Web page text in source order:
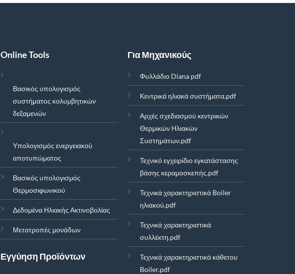
Online Tools
Βασικός υπολογισμός
συστήματος κολυμβητικών
δεξαμενών
Υπολογισμός ενεργειακού
αποτυπώματος
Βασικός υπολογισμός
Θερμοσιφωνικού
Δεδομένα Ηλιακής Ακτινοβολίας
Μετατροπές μονάδων
Εγγύηση Προϊόντων
Για Μηχανικούς
Φυλλάδιο Diana pdf
Κεντρικά ηλιακά συστήματα.pdf
Αρχές σχεδιασμού κεντρικών
Θερμικών Ηλιακών
Συστημάτων.pdf
Τεχνικό εγχειρίδιο εγκατάστασης
βάσης κεραμοσκεπής.pdf
Τεχνικά χαρακτηριστικά Boiler
ηλιακού.pdf
Τεχνικά χαρακτηριστικά
συλλέκτη.pdf
Τεχνικά χαρακτηριστικά κάθετου
Boiler.pdf